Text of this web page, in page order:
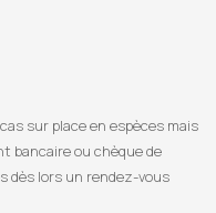
sur place en espèces mais
bancaire ou chèque de
dès lors un rendez-vous